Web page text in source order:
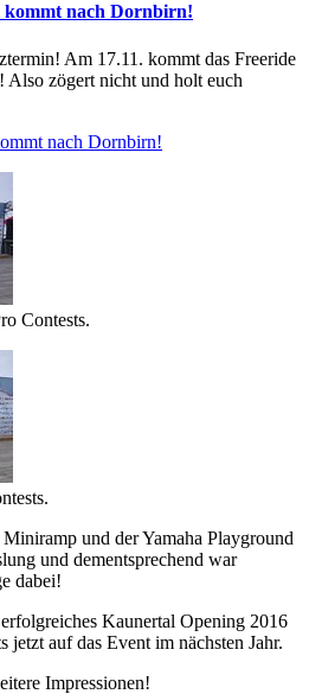
kommt nach Dornbirn!
Am 17.11. kommt das Freeride
zögert nicht und holt euch
nach Dornbirn!
Contests.
und der Yamaha Playground
und dementsprechend war
dabei!
Kaunertal Opening 2016
jetzt auf das Event im nächsten Jahr.
Impressionen!